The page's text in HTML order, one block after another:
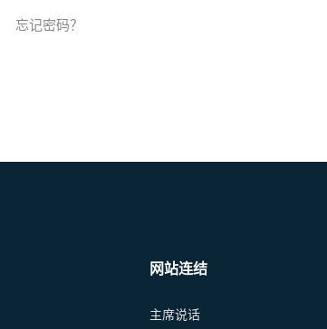
忘记密码？
网站连结
主席说话